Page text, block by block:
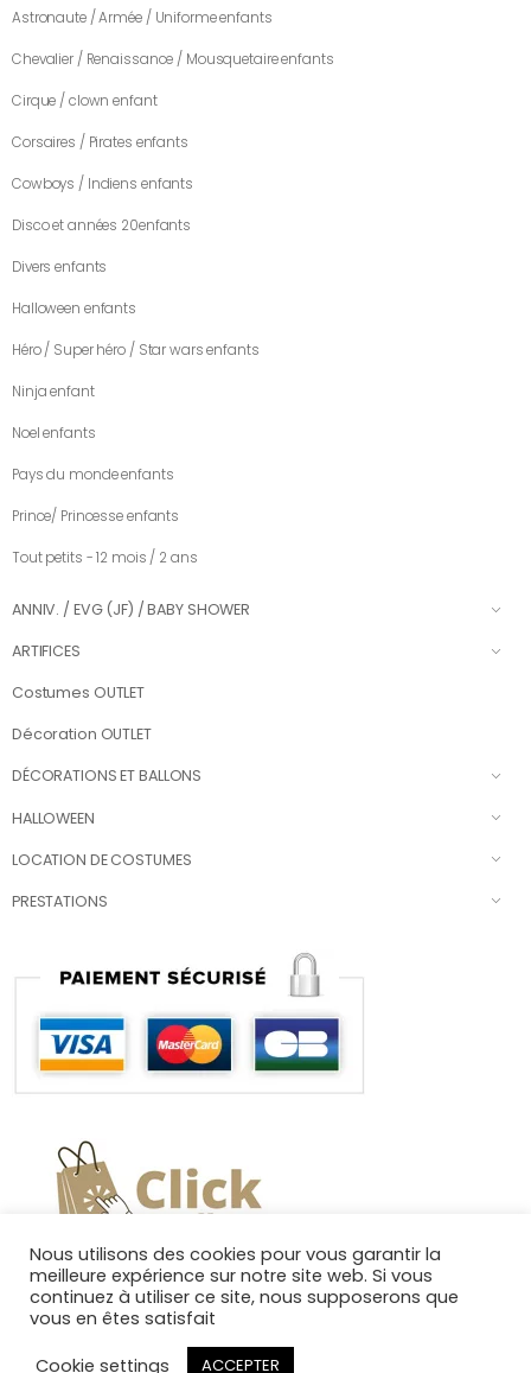
Astronaute / Armée / Uniforme enfants
Chevalier / Renaissance / Mousquetaire enfants
Cirque / clown enfant
Corsaires / Pirates enfants
Cowboys / Indiens enfants
Disco et années 20enfants
Divers enfants
Halloween enfants
Héro / Super héro / Star wars enfants
Ninja enfant
Noel enfants
Pays du monde enfants
Prince/ Princesse enfants
Tout petits - 12 mois / 2 ans
ANNIV. / EVG (JF) / BABY SHOWER
ARTIFICES
Costumes OUTLET
Décoration OUTLET
DÉCORATIONS ET BALLONS
HALLOWEEN
LOCATION DE COSTUMES
PRESTATIONS
Nous utilisons des cookies pour vous garantir la
meilleure expérience sur notre site web. Si vous
continuez à utiliser ce site, nous supposerons que
vous en êtes satisfait
Cookie settings
ACCEPTER